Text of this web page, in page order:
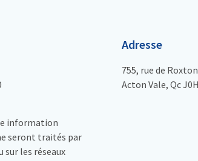
information
seront traités par
les réseaux
Adresse
755, rue de Roxton
Acton Vale, Qc